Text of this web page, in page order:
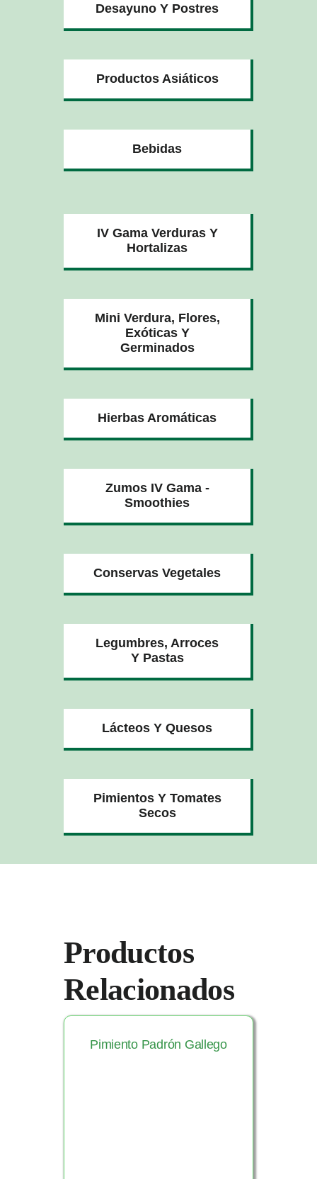
Desayuno Y Postres
Productos Asiáticos
Bebidas
IV Gama Verduras Y
Hortalizas
Mini Verdura, Flores,
Exóticas Y
Germinados
Hierbas Aromáticas
Zumos IV Gama -
Smoothies
Conservas Vegetales
Legumbres, Arroces
Y Pastas
Lácteos Y Quesos
Pimientos Y Tomates
Secos
Productos
Relacionados
Pimiento Padrón Gallego